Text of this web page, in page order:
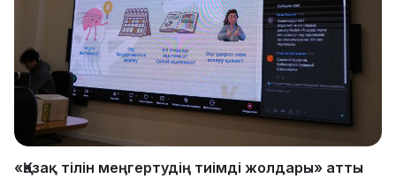
«Қазақ тілін меңгертудің тиімді жолдары» атты